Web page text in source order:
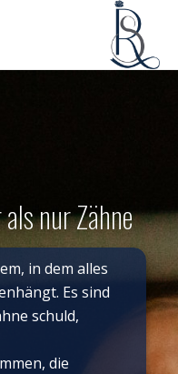
nur Zähne
in dem alles
Es sind
schuld,
die